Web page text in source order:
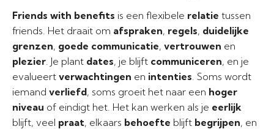
Friends with benefits is een flexibele relatie tussen
friends. Het draait om afspraken, regels, duidelijke
grenzen, goede communicatie, vertrouwen en
plezier. Je plant dates, je blijft communiceren, en je
evalueert verwachtingen en intenties. Soms wordt
iemand verliefd, soms groeit het naar een hoger
niveau of eindigt het. Het kan werken als je eerlijk
blijft, veel praat, elkaars behoefte blijft begrijpen, en